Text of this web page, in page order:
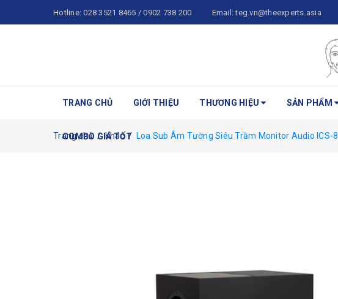
Hotline:028 3521 8465 / 0902 738 200 Email:teg.vn@theexperts.asia
TRANG CHỦ GIỚI THIỆU THƯƠNG HIỆU SẢN PHẨM
COMBO GIÁ TỐT
Trang chủ / Khác / Loa Sub Âm Tường Siêu Trầm Monitor Audio ICS-8